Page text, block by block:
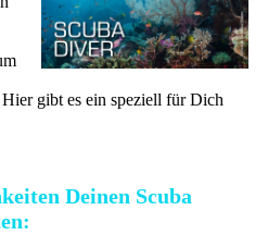
gibt es ein speziell für Dich
Deinen Scuba